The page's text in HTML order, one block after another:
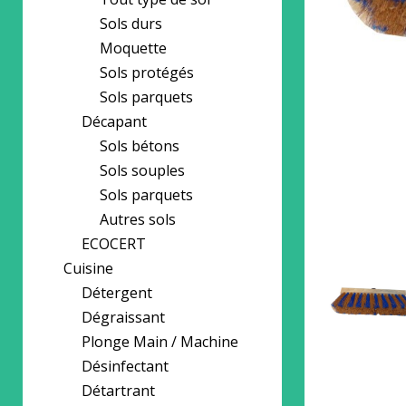
Sols durs
Moquette
Sols protégés
Sols parquets
Décapant
Sols bétons
Sols souples
Sols parquets
Autres sols
ECOCERT
Cuisine
Détergent
Dégraissant
Plonge Main / Machine
Désinfectant
Détartrant